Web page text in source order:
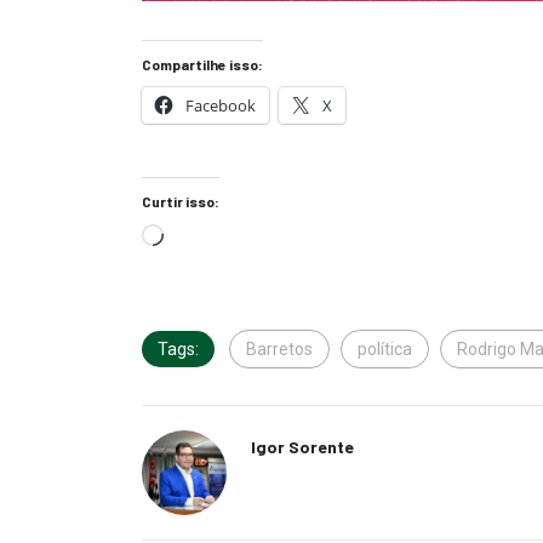
Compartilhe isso:
Facebook X
Curtir isso:
Tags: Barretos política Rodrigo
Igor Sorente